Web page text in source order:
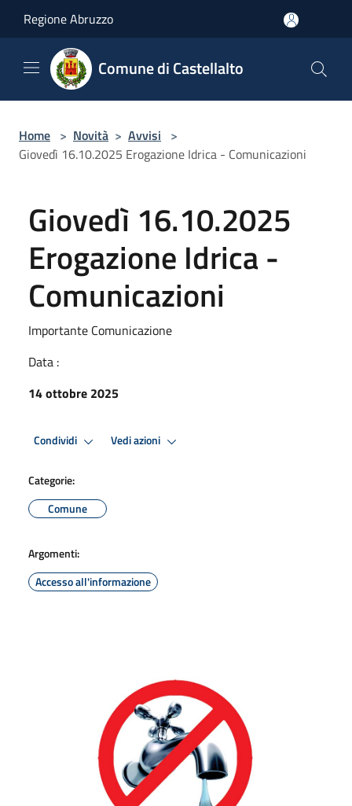
Regione Abruzzo
Comune di Castellalto
Home > Novità > Avvisi >
Giovedì 16.10.2025 Erogazione Idrica - Comunicazioni
Giovedì 16.10.2025
Erogazione Idrica -
Comunicazioni
Importante Comunicazione
Data :
14 ottobre 2025
Condividi Vedi azioni
Categorie:
Comune
Argomenti:
Accesso all'informazione